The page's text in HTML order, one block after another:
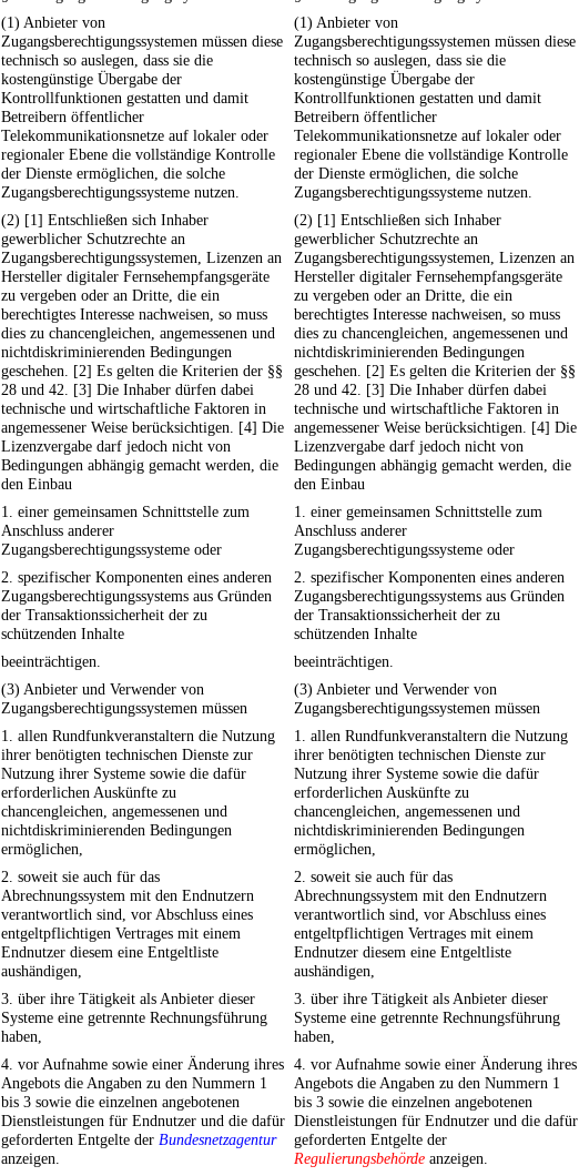
(1) Anbieter von
Zugangsberechtigungssystemen müssen diese
technisch so auslegen, dass sie die
kostengünstige Übergabe der
Kontrollfunktionen gestatten und damit
Betreibern öffentlicher
Telekommunikationsnetze auf lokaler oder
regionaler Ebene die vollständige Kontrolle
der Dienste ermöglichen, die solche
Zugangsberechtigungssysteme nutzen.
(1) Anbieter von
Zugangsberechtigungssystemen müssen diese
technisch so auslegen, dass sie die
kostengünstige Übergabe der
Kontrollfunktionen gestatten und damit
Betreibern öffentlicher
Telekommunikationsnetze auf lokaler oder
regionaler Ebene die vollständige Kontrolle
der Dienste ermöglichen, die solche
Zugangsberechtigungssysteme nutzen.
(2) [1] Entschließen sich Inhaber
gewerblicher Schutzrechte an
Zugangsberechtigungssystemen, Lizenzen an
Hersteller digitaler Fernsehempfangsgeräte
zu vergeben oder an Dritte, die ein
berechtigtes Interesse nachweisen, so muss
dies zu chancengleichen, angemessenen und
nichtdiskriminierenden Bedingungen
geschehen. [2] Es gelten die Kriterien der §§
28 und 42. [3] Die Inhaber dürfen dabei
technische und wirtschaftliche Faktoren in
angemessener Weise berücksichtigen. [4] Die
Lizenzvergabe darf jedoch nicht von
Bedingungen abhängig gemacht werden, die
den Einbau
(2) [1] Entschließen sich Inhaber
gewerblicher Schutzrechte an
Zugangsberechtigungssystemen, Lizenzen an
Hersteller digitaler Fernsehempfangsgeräte
zu vergeben oder an Dritte, die ein
berechtigtes Interesse nachweisen, so muss
dies zu chancengleichen, angemessenen und
nichtdiskriminierenden Bedingungen
geschehen. [2] Es gelten die Kriterien der §§
28 und 42. [3] Die Inhaber dürfen dabei
technische und wirtschaftliche Faktoren in
angemessener Weise berücksichtigen. [4] Die
Lizenzvergabe darf jedoch nicht von
Bedingungen abhängig gemacht werden, die
den Einbau
1. einer gemeinsamen Schnittstelle zum
Anschluss anderer
Zugangsberechtigungssysteme oder
1. einer gemeinsamen Schnittstelle zum
Anschluss anderer
Zugangsberechtigungssysteme oder
2. spezifischer Komponenten eines anderen
Zugangsberechtigungssystems aus Gründen
der Transaktionssicherheit der zu
schützenden Inhalte
2. spezifischer Komponenten eines anderen
Zugangsberechtigungssystems aus Gründen
der Transaktionssicherheit der zu
schützenden Inhalte
beeinträchtigen.
beeinträchtigen.
(3) Anbieter und Verwender von
Zugangsberechtigungssystemen müssen
(3) Anbieter und Verwender von
Zugangsberechtigungssystemen müssen
1. allen Rundfunkveranstaltern die Nutzung
ihrer benötigten technischen Dienste zur
Nutzung ihrer Systeme sowie die dafür
erforderlichen Auskünfte zu
chancengleichen, angemessenen und
nichtdiskriminierenden Bedingungen
ermöglichen,
1. allen Rundfunkveranstaltern die Nutzung
ihrer benötigten technischen Dienste zur
Nutzung ihrer Systeme sowie die dafür
erforderlichen Auskünfte zu
chancengleichen, angemessenen und
nichtdiskriminierenden Bedingungen
ermöglichen,
2. soweit sie auch für das
Abrechnungssystem mit den Endnutzern
verantwortlich sind, vor Abschluss eines
entgeltpflichtigen Vertrages mit einem
Endnutzer diesem eine Entgeltliste
aushändigen,
2. soweit sie auch für das
Abrechnungssystem mit den Endnutzern
verantwortlich sind, vor Abschluss eines
entgeltpflichtigen Vertrages mit einem
Endnutzer diesem eine Entgeltliste
aushändigen,
3. über ihre Tätigkeit als Anbieter dieser
Systeme eine getrennte Rechnungsführung
haben,
3. über ihre Tätigkeit als Anbieter dieser
Systeme eine getrennte Rechnungsführung
haben,
4. vor Aufnahme sowie einer Änderung ihres
Angebots die Angaben zu den Nummern 1
bis 3 sowie die einzelnen angebotenen
Dienstleistungen für Endnutzer und die dafür
geforderten Entgelte der Bundesnetzagentur
anzeigen.
4. vor Aufnahme sowie einer Änderung ihres
Angebots die Angaben zu den Nummern 1
bis 3 sowie die einzelnen angebotenen
Dienstleistungen für Endnutzer und die dafür
geforderten Entgelte der
Regulierungsbehörde anzeigen.